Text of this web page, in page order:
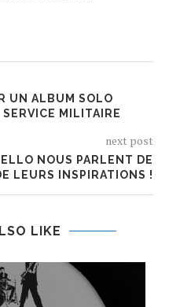
UN ALBUM SOLO
MILITAIRE
next post
NOUS PARLENT DE
LEURS INSPIRATIONS !
LIKE